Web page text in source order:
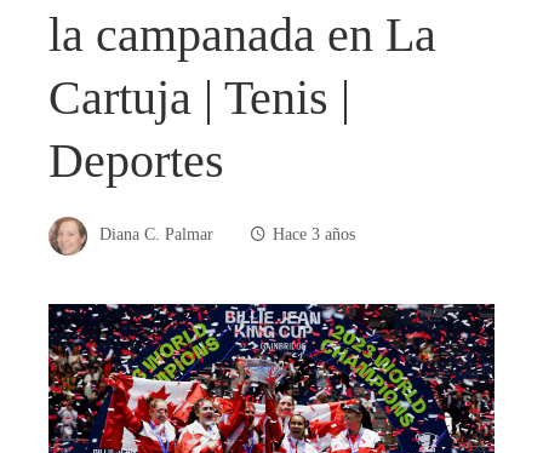
la campanada en La
Cartuja | Tenis |
Deportes
Diana C. Palmar Hace 3 años